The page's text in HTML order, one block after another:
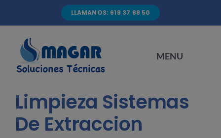
LLAMANOS: 618 37 88 50
MENU
INICIO
SERVICIOS
Limpieza Sistemas
De Extraccion